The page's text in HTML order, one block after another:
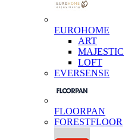
EUROHOME
ART
MAJESTIC
LOFT
EVERSENSE
FLOORPAN
FORESTFLOOR